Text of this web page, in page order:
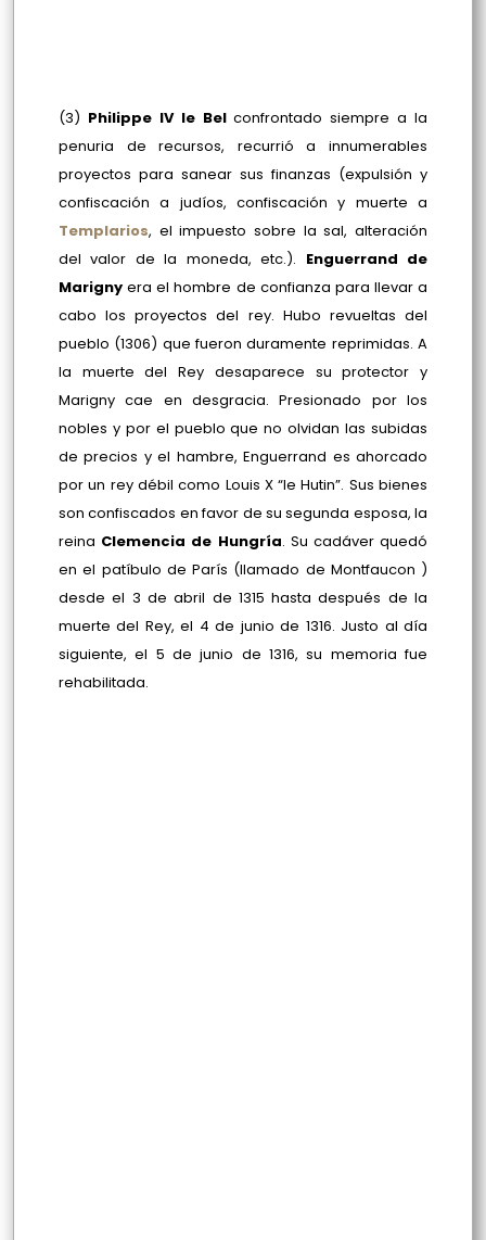
(3) Philippe IV le Belconfrontado siempre a la
penuria de recursos, recurrió a innumerables
proyectos para sanear sus finanzas (expulsión y
confiscación a judíos, confiscación y muerte a
Templarios, el impuesto sobre la sal, alteración
del valor de la moneda, etc.). Enguerrand de
Marigny era el hombre de confianza para llevar a
cabo los proyectos del rey. Hubo revueltas del
pueblo (1306) que fueron duramente reprimidas. A
la muerte del Rey desaparece su protector y
Marigny cae en desgracia. Presionado por los
nobles y por el pueblo que no olvidan las subidas
de precios y el hambre, Enguerrand es ahorcado
por un rey débil como Louis X “le Hutin”. Sus bienes
son confiscados en favor de su segunda esposa, la
reina Clemencia de Hungría. Su cadáver quedó
en el patíbulo de París (llamado de Montfaucon )
desde el 3 de abril de 1315 hasta después de la
muerte del Rey, el 4 de junio de 1316. Justo al día
siguiente, el 5 de junio de 1316, su memoria fue
rehabilitada.